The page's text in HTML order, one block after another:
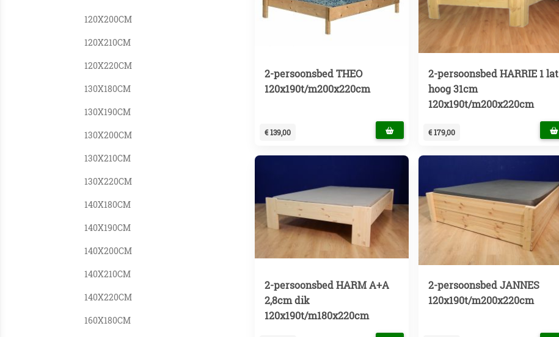
120X200CM
120X210CM
120X220CM
130X180CM
130X190CM
130X200CM
130X210CM
130X220CM
140X180CM
140X190CM
140X200CM
140X210CM
140X220CM
160X180CM
2-persoonsbed THEO
120x190t/m200x220cm
€ 139,00
2-persoonsbed HARRIE 1 lat
hoog 31cm
120x190t/m200x220cm
€ 179,00
2-persoonsbed HARM A+A
2,8cm dik
120x190t/m180x220cm
2-persoonsbed JANNES
120x190t/m200x220cm